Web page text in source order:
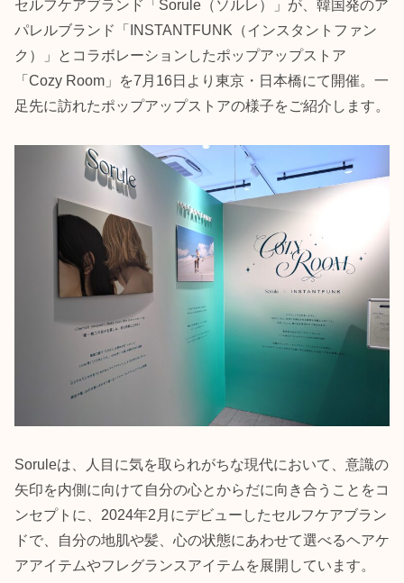
セルフケアブランド「Sorule（ソルレ）」が、韓国発のア
パレルブランド「INSTANTFUNK（インスタントファン
ク）」とコラボレーションしたポップアップストア
「Cozy Room」を7月16日より東京・日本橋にて開催。一
足先に訪れたポップアップストアの様子をご紹介します。
Soruleは、人目に気を取られがちな現代において、意識の
矢印を内側に向けて自分の心とからだに向き合うことをコ
ンセプトに、2024年2月にデビューしたセルフケアブラン
ドで、自分の地肌や髪、心の状態にあわせて選べるヘアケ
アアイテムやフレグランスアイテムを展開しています。